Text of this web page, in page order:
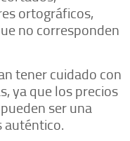
ortográficos,
no corresponden
tener cuidado con
ya que los precios
ser una
auténtico.